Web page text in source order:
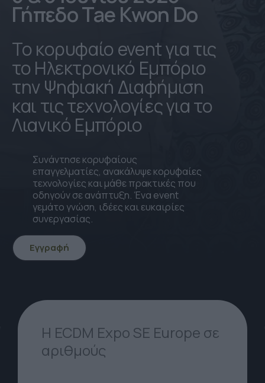
Γήπεδο Tae Kwon Do
Το κορυφαίο event για τις
το Ηλεκτρονικό Εμπόριο
την Ψηφιακή Διαφήμιση
και τις τεχνολογίες για το
Λιανικό Εμπόριο
Συνάντησε κορυφαίους
επαγγελματίες, ανακάλυψε κορυφαίες
τεχνολογίες και μάθε πρακτικές που
οδηγούν σε ανάπτυξη. Ένα event
γεμάτο γνώση, ιδέες και ευκαιρίες
συνεργασίας.
Εγγραφή
Η ECDM Expo SE Europe σε
αριθμούς